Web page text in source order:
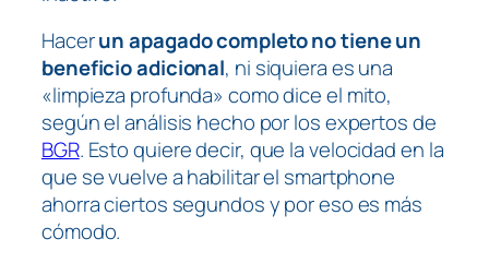
Hacerun apagado completo no tiene un
beneficio adicional, ni siquiera es una
«limpieza profunda» como dice el mito,
según el análisis hecho por los expertos de
BGR. Esto quiere decir, que la velocidad en la
que se vuelve a habilitar el smartphone
ahorra ciertos segundos y por eso es más
cómodo.